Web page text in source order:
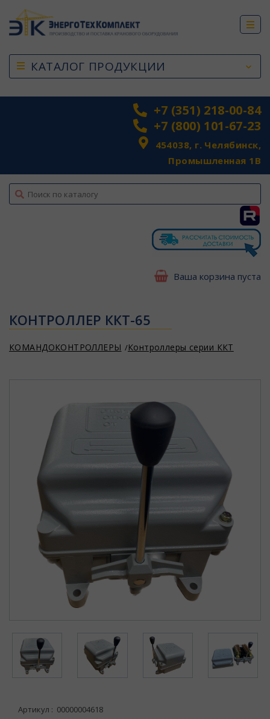
КАТАЛОГ ПРОДУКЦИИ
+7 (351) 218-00-84
+7 (800) 101-67-23
454038, г. Челябинск,
Промышленная 1В
top
Ваша корзина пуста
КОНТРОЛЛЕР ККТ-65
КОМАНДОКОНТРОЛЛЕРЫ Контроллеры серии ККТ
Артикул : 00000004618